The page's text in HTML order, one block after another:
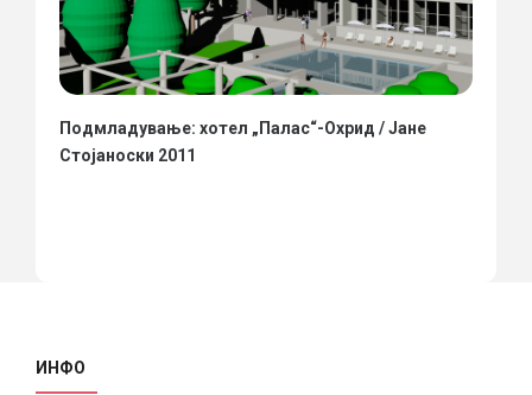
Подмладување: хотел „Палас“-Охрид / Јане
Стојаноски 2011
ИНФО